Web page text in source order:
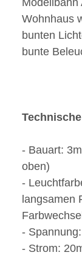
Wohnhaus
bunten
bunte
- Bauart:
oben)
-
langsamen
-
- Strom: